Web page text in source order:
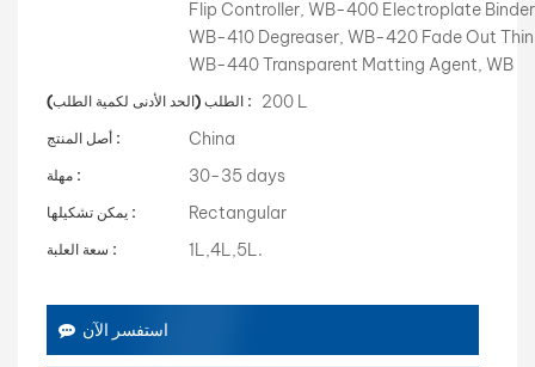
Flip Controller, WB-400 Electroplate
WB-410 Degreaser, WB-420 Fade Out
WB-440 Transparent Matting Agent, WB
الطلب (الحد الأدنى لكمية الطلب) : 200 L
أصل المنتج : China
مهلة : 30-35 days
يمكن تشكيلها : Rectangular
سعة العلبة : 1L,4L,5L.
استفسر الآن